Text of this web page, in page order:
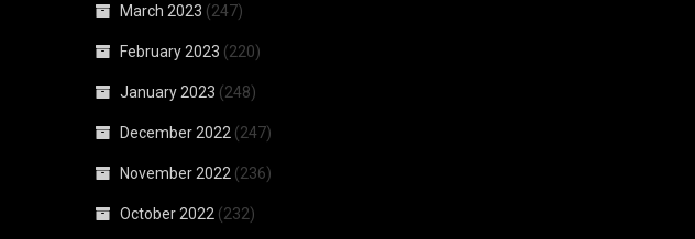
March 2023 (247)
February 2023 (220)
January 2023 (248)
December 2022 (247)
November 2022 (236)
October 2022 (232)